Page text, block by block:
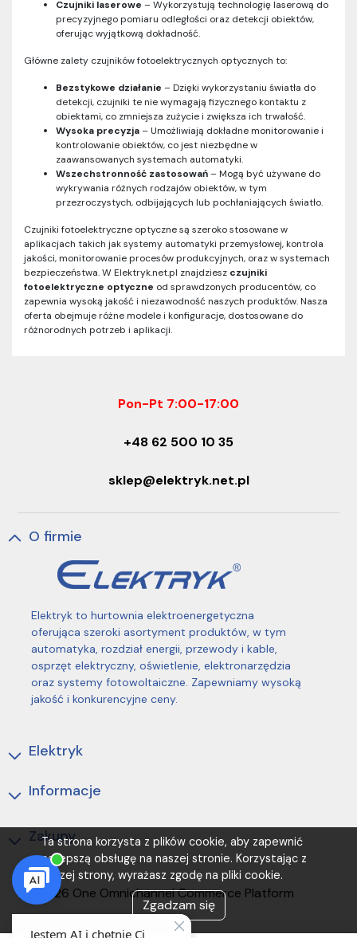
Ta strona korzysta z plików cookie, aby zapewnić
najlepszą obsługę na naszej stronie. Korzystając z
naszej strony, wyrażasz zgodę na pliki cookie.
Zgadzam się
Czujniki laserowe – Wykorzystują technologię laserową do
precyzyjnego pomiaru odległości oraz detekcji obiektów,
oferując wyjątkową dokładność.
Główne zalety czujników fotoelektrycznych optycznych to:
Bezstykowe działanie – Dzięki wykorzystaniu światła do
detekcji, czujniki te nie wymagają fizycznego kontaktu z
obiektami, co zmniejsza zużycie i zwiększa ich trwałość.
Wysoka precyzja– Umożliwiają dokładne monitorowanie i
kontrolowanie obiektów, co jest niezbędne w
zaawansowanych systemach automatyki.
Wszechstronność zastosowań– Mogą być używane do
wykrywania różnych rodzajów obiektów, w tym
przezroczystych, odbijających lub pochłaniających światło.
Czujniki fotoelektryczne optyczne są szeroko stosowane w
aplikacjach takich jak systemy automatyki przemysłowej, kontrola
jakości, monitorowanie procesów produkcyjnych, oraz w systemach
bezpieczeństwa. W Elektryk.net.pl znajdziesz czujniki
fotoelektryczne optyczne od sprawdzonych producentów, co
zapewnia wysoką jakość i niezawodność naszych produktów. Nasza
oferta obejmuje różne modele i konfiguracje, dostosowane do
różnorodnych potrzeb i aplikacji.
Pon-Pt 7:00-17:00
+48 62 500 10 35
sklep@elektryk.net.pl
O firmie
Elektryk to hurtownia elektroenergetyczna
oferująca szeroki asortyment produktów, w tym
automatyka, rozdział energii, przewody i kable,
osprzęt elektryczny, oświetlenie, elektronarzędzia
oraz systemy fotowoltaiczne. Zapewniamy wysoką
jakość i konkurencyjne ceny.
Elektryk
Informacje
Zakupy
(C) 2026 One Omnichannel Commerce Platform